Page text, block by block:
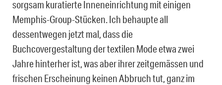
sorgsam kuratierte Inneneinrichtung mit einigen
Memphis-Group-Stücken. Ich behaupte all
dessentwegen jetzt mal, dass die
Buchcovergestaltung der textilen Mode etwa zwei
Jahre hinterher ist, was aber ihrer zeitgemässen und
frischen Erscheinung keinen Abbruch tut, ganz im